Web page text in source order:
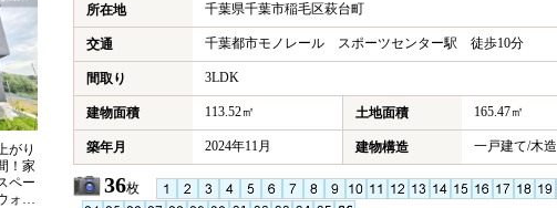
がり
！家
ペー
ォー
所在地 千葉県千葉市稲毛区萩台町
交通 千葉都市モノレール スポーツセンター駅 徒歩10分
間取り 3LDK
建物面積 113.52㎡ 土地面積 165.47㎡
築年月 2024年11月 建物構造 一戸建て/木造
36枚